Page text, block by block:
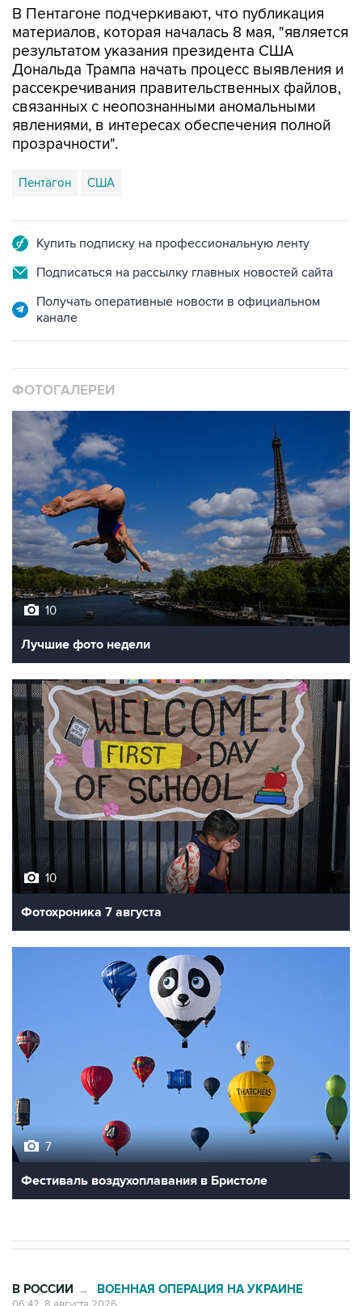
В Пентагоне подчеркивают, что публикация
материалов, которая началась 8 мая, "является
результатом указания президента США
Дональда Трампа начать процесс выявления и
рассекречивания правительственных файлов,
связанных с неопознанными аномальными
явлениями, в интересах обеспечения полной
прозрачности".
Пентагон США
Купить подписку на профессиональную ленту
Подписаться на рассылку главных новостей сайта
Получать оперативные новости в официальном
канале
ФОТОГАЛЕРЕИ
10
Лучшие фото недели
10
Фотохроника 7 августа
7
Фестиваль воздухоплавания в Бристоле
В РОССИИ → ВОЕННАЯ ОПЕРАЦИЯ НА УКРАИНЕ